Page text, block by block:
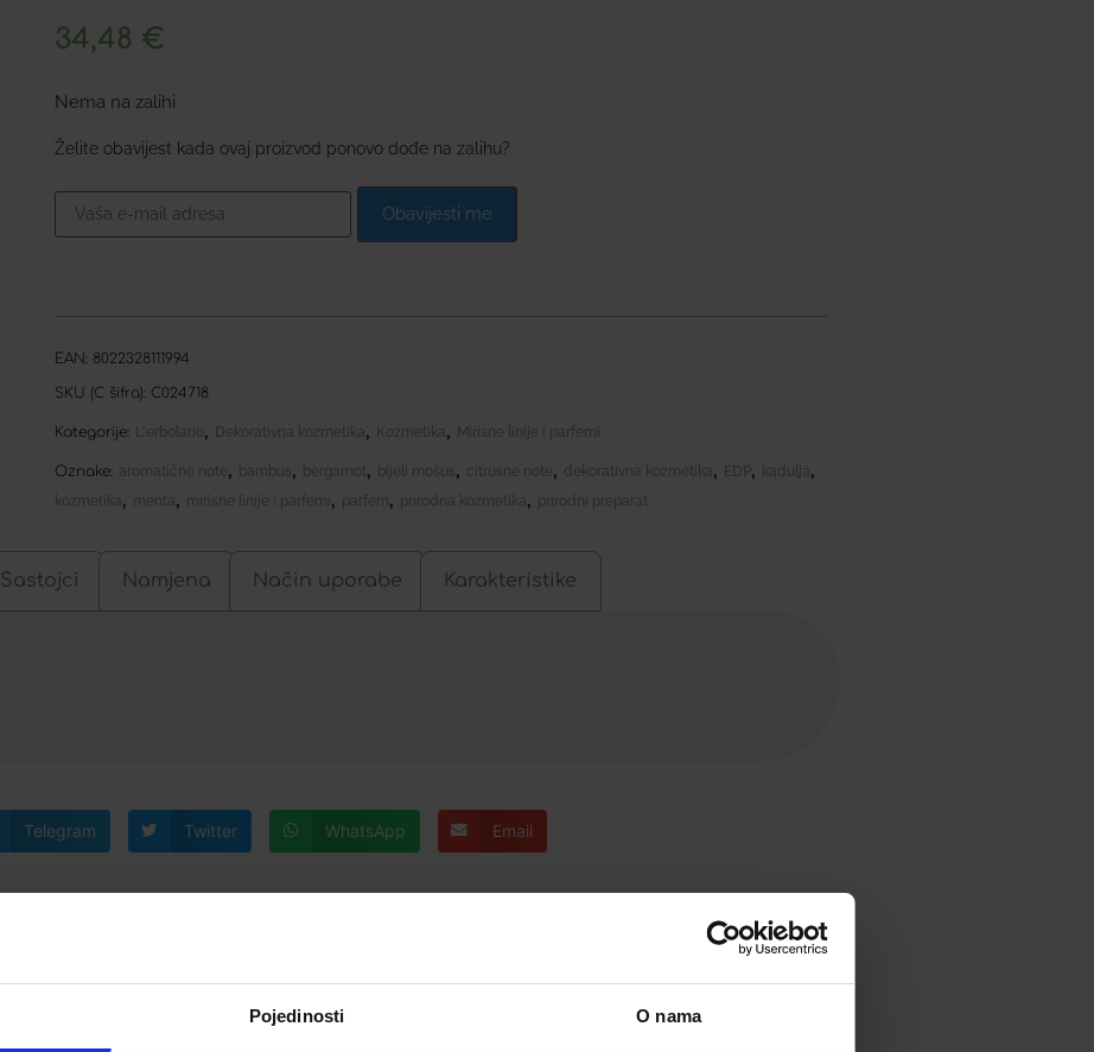
Pojedinosti O nama
34,48 €
Nema na zalihi
Želite obavijest kada ovaj proizvod ponovo dođe na zalihu?
Obavijesti me
EAN: 8022328111994
SKU (C šifra): C024718
Kategorije: L'erbolario, Dekorativna kozmetika, Kozmetika, Mirisne linije i parfemi
Oznake: aromatične note, bambus, bergamot, bijeli mošus, citrusne note, dekorativna kozmetika, EDP, kadulja,
kozmetika, menta, mirisne linije i parfemi, parfem, prirodna kozmetika, prirodni preparat
Sastojci Namjena Način uporabe Karakteristike
Telegram Twitter WhatsApp Email